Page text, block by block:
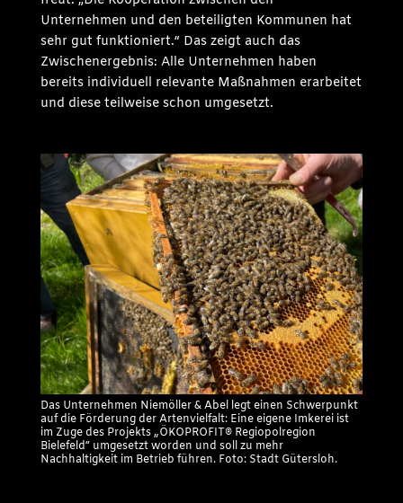
Unternehmen und den beteiligten Kommunen hat
sehr gut funktioniert.“ Das zeigt auch das
Zwischenergebnis: Alle Unternehmen haben
bereits individuell relevante Maßnahmen erarbeitet
und diese teilweise schon umgesetzt.
Das Unternehmen Niemöller & Abel legt einen Schwerpunkt
auf die Förderung der Artenvielfalt: Eine eigene Imkerei ist
im Zuge des Projekts „ÖKOPROFIT® Regiopolregion
Bielefeld“ umgesetzt worden und soll zu mehr
Nachhaltigkeit im Betrieb führen. Foto: Stadt Gütersloh.